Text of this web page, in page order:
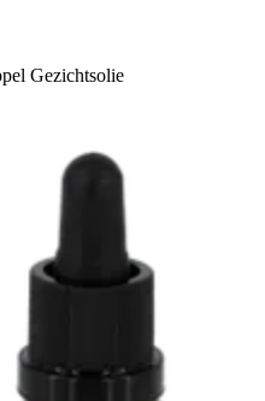
Gezichtsolie